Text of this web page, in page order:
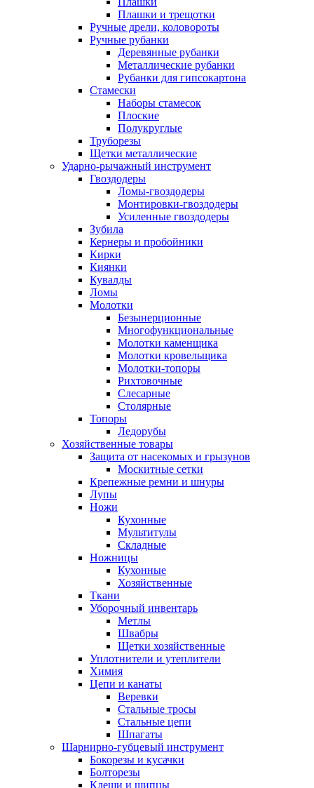
Плашки и трещотки
Ручные дрели, коловороты
Ручные рубанки
Деревянные рубанки
Металлические рубанки
Рубанки для гипсокартона
Стамески
Наборы стамесок
Плоские
Полукруглые
Труборезы
Щетки металлические
Ударно-рычажный инструмент
Гвоздодеры
Ломы-гвоздодеры
Монтировки-гвоздодеры
Усиленные гвоздодеры
Зубила
Кернеры и пробойники
Кирки
Киянки
Кувалды
Ломы
Молотки
Безынерционные
Многофункциональные
Молотки каменщика
Молотки кровельщика
Молотки-топоры
Рихтовочные
Слесарные
Столярные
Топоры
Ледорубы
Хозяйственные товары
Защита от насекомых и грызунов
Москитные сетки
Крепежные ремни и шнуры
Лупы
Ножи
Кухонные
Мультитулы
Складные
Ножницы
Кухонные
Хозяйственные
Ткани
Уборочный инвентарь
Метлы
Швабры
Щетки хозяйственные
Уплотнители и утеплители
Химия
Цепи и канаты
Веревки
Стальные тросы
Стальные цепи
Шпагаты
Шарнирно-губцевый инструмент
Бокорезы и кусачки
Болторезы
Клещи и щипцы